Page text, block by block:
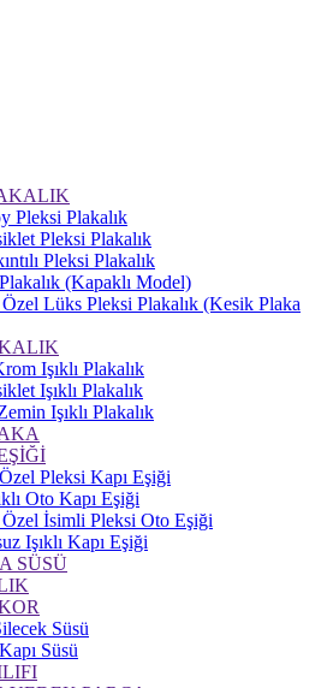
Pleksi Plakalık
Pleksi Plakalık
Pleksi Plakalık
(Kapaklı Model)
Lüks Pleksi Plakalık (Kesik Plaka
Işıklı Plakalık
Işıklı Plakalık
Işıklı Plakalık
Pleksi Kapı Eşiği
Oto Kapı Eşiği
İsimli Pleksi Oto Eşiği
Işıklı Kapı Eşiği
SÜSÜ
Süsü
Süsü